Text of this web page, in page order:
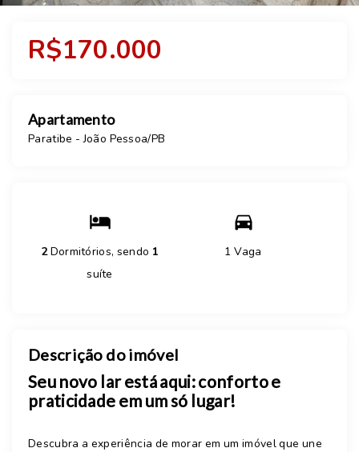
R$170.000
Apartamento
Paratibe - João Pessoa/PB
2Dormitórios, sendo 1
suíte
1 Vaga
Descrição do imóvel
Seu novo lar está aqui: conforto e
praticidade em um só lugar!
Descubra a experiência de morar em um imóvel que une